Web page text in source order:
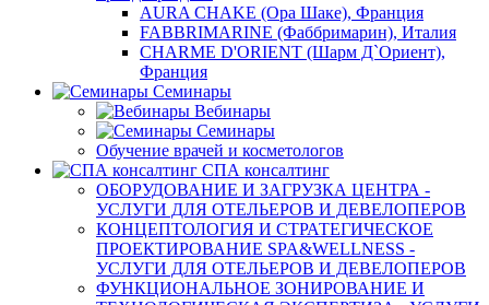
AURA CHAKE (Ора Шаке), Франция
FABBRIMARINE (Фаббримарин), Италия
CHARME D'ORIENT (Шарм Д`Ориент),
Франция
Семинары
Вебинары
Семинары
Обучение врачей и косметологов
СПА консалтинг
ОБОРУДОВАНИЕ И ЗАГРУЗКА ЦЕНТРА -
УСЛУГИ ДЛЯ ОТЕЛЬЕРОВ И ДЕВЕЛОПЕРОВ
КОНЦЕПТОЛОГИЯ И СТРАТЕГИЧЕСКОЕ
ПРОЕКТИРОВАНИЕ SPA&WELLNESS -
УСЛУГИ ДЛЯ ОТЕЛЬЕРОВ И ДЕВЕЛОПЕРОВ
ФУНКЦИОНАЛЬНОЕ ЗОНИРОВАНИЕ И